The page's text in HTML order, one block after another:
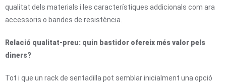
qualitat dels materials i les característiques addicionals com ara
accessoris o bandes de resistència.
Relació qualitat-preu: quin bastidor ofereix més valor pels
diners?
Tot i que un rack de sentadilla pot semblar inicialment una opció